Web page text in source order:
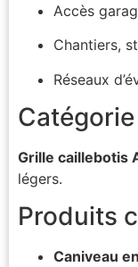
Accès
Chantiers,
Réseaux
Grille caillebotis
légers.
Produits
Caniveau